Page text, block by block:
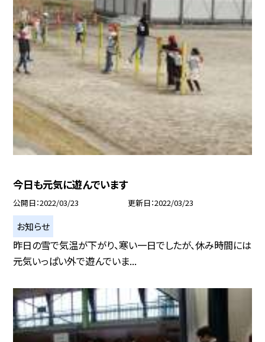
今日も元気に遊んでいます
公開日 2022/03/23 更新日 2022/03/23
お知らせ
昨日の雪で気温が下がり、寒い一日でしたが、休み時間には
元気いっぱい外で遊んでいま...